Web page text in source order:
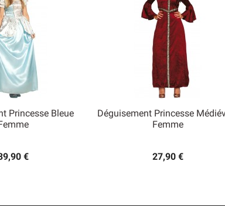
Princesse Bleue
€
rapide
Déguisement Princesse
Femme
27,90 €
Aperçu rapide